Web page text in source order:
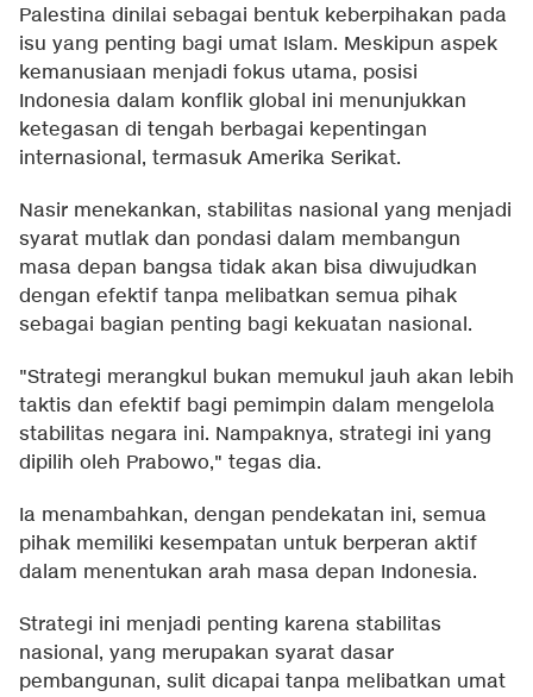
Palestina dinilai sebagai bentuk keberpihakan pada
isu yang penting bagi umat Islam. Meskipun aspek
kemanusiaan menjadi fokus utama, posisi
Indonesia dalam konflik global ini menunjukkan
ketegasan di tengah berbagai kepentingan
internasional, termasuk Amerika Serikat.
Nasir menekankan, stabilitas nasional yang menjadi
syarat mutlak dan pondasi dalam membangun
masa depan bangsa tidak akan bisa diwujudkan
dengan efektif tanpa melibatkan semua pihak
sebagai bagian penting bagi kekuatan nasional.
"Strategi merangkul bukan memukul jauh akan lebih
taktis dan efektif bagi pemimpin dalam mengelola
stabilitas negara ini. Nampaknya, strategi ini yang
dipilih oleh Prabowo," tegas dia.
Ia menambahkan, dengan pendekatan ini, semua
pihak memiliki kesempatan untuk berperan aktif
dalam menentukan arah masa depan Indonesia.
Strategi ini menjadi penting karena stabilitas
nasional, yang merupakan syarat dasar
pembangunan, sulit dicapai tanpa melibatkan umat